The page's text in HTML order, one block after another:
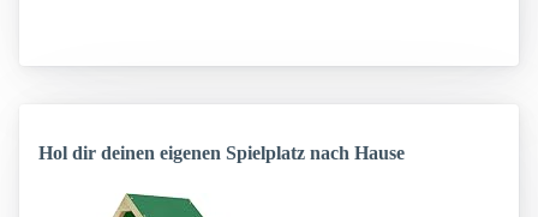
Hol dir deinen eigenen Spielplatz nach Hause